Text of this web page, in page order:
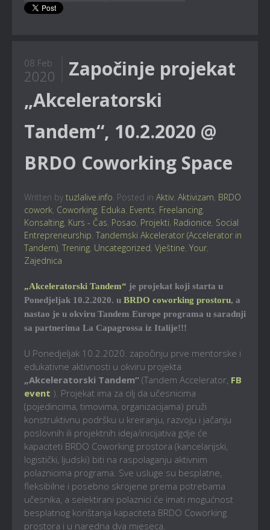
08 Feb
2020
Započinje projekat
„Akceleratorski
Tandem“, 10.2.2020 @
BRDO Coworking Space
Written by tuzlalive.info. Posted in Aktiv, Aktivizam, BRDO
cowork, Coworking, Eduka, Events, Freelancing,
Konsalting, Kurs - Čas, Posao, Projekti, Radionice, Social
Entrepreneurship, Tandemski Akcelerator (Accelerator in
Tandem), Trening, Uncategorized, Vještine, Your,
Zajednica
„Akceleratorski Tandem“ je projekat koji starta u
Ponedjeljak 10.2.2020. u BRDO coworking prostoru, a
nastao je u okviru Tandem Europe programa u saradnji
sa partnerima La Capagrossa iz Italije!!!
U Ponedjeljak 10.2.2020. započinju prve mentorske i
edukativne aktivnosti u okviru projekta
„Akceleratorski Tandem“ (Tandem Accelerator, FB
event ). Projekat ima za cilj da učesnicima
(pojedincima, timovima, organizacijama) pruži
konstruktivnu podršku u kreiranju, razvoju i jačanju
poslovnih ili projektnih ideja/inicijativa gdje će
kapaciteti BRDO Coworking prostora (kancelarijski,
logistički, ljudski) biti na raspolaganju aktivnim
polaznicima programa. Sve usluge su besplatne,
fleksibilne i posebno skrojene prema potrebama
učesnika, a selektirani polaznici će imati mogućnost
besplatnog korištanja kapaciteta BRDO Coworking
prostora i u naredna dva mjeseca.